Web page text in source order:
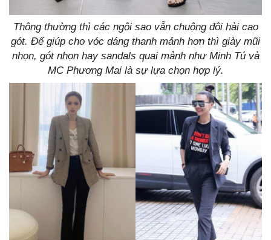
Thông thường thì các ngôi sao vẫn chuộng đôi hài cao
gót. Để giúp cho vóc dáng thanh mảnh hơn thì giày mũi
nhọn, gót nhọn hay sandals quai mảnh như Minh Tú và
MC Phương Mai là sự lựa chọn hợp lý.